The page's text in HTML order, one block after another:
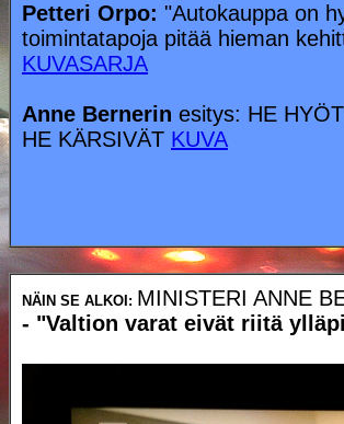
Petteri Orpo: "Autokauppa on
toimintatapoja pitää hieman
KUVASARJA
Anne Bernerin esitys: HE
HE KÄRSIVÄT KUVA
NÄIN SE ALKOI: MINISTERI ANNE
- "Valtion varat eivät riitä